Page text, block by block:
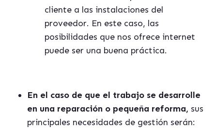
cliente a las instalaciones del
proveedor. En este caso, las
posibilidades que nos ofrece internet
puede ser una buena práctica.
En el caso de que el trabajo se desarrolle
en una reparación o pequeña reforma, sus
principales necesidades de gestión serán: